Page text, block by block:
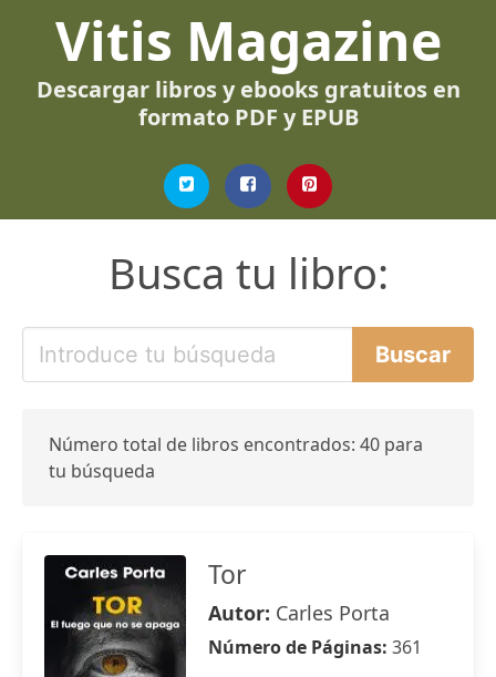
Vitis Magazine
Descargar libros y ebooks gratuitos en
formato PDF y EPUB
Busca tu libro:
Número total de libros encontrados: 40 para
tu búsqueda
Tor
Autor: Carles Porta
Número de Páginas: 361